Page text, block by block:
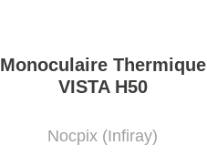
Monoculaire Thermique
VISTA H50
Nocpix (Infiray)